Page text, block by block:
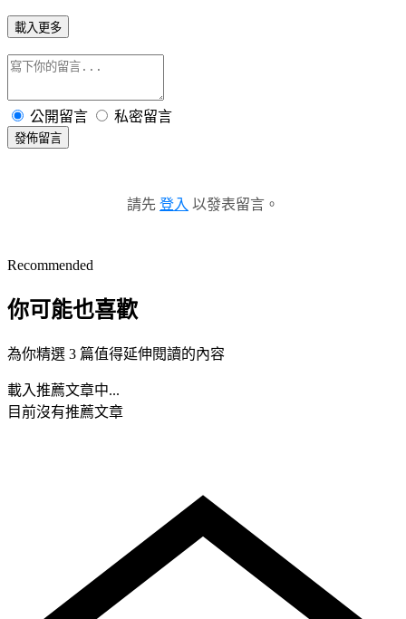
載入更多
公開留言 私密留言
發佈留言
請先 登入 以發表留言。
Recommended
你可能也喜歡
為你精選 3 篇值得延伸閱讀的內容
載入推薦文章中...
目前沒有推薦文章